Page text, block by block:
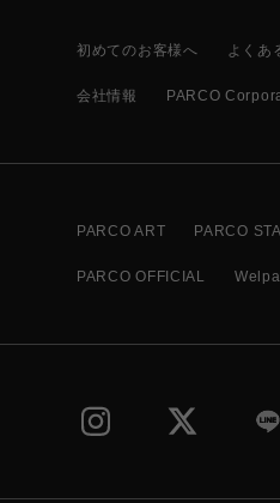
初めてのお客様へ よくあ
会社情報 PARCO
PARCO ART PARCO
PARCO OFFICIAL Welpa